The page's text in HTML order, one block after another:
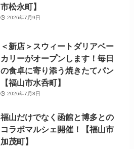
市松永町】
2026年7月9日
＜新店＞スウィートダリアベー
カリーがオープンします！毎日
の食卓に寄り添う焼きたてパン
【福山市水呑町】
2026年7月8日
福山だけでなく函館と博多との
コラボマルシェ開催！【福山市
加茂町】